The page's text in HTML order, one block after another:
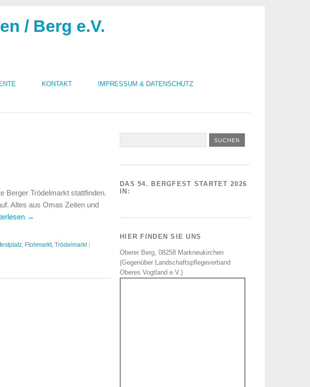
KONTAKT IMPRESSUM & DATENSCHUTZ
/ Berg e.V.
Berger Trödelmarkt stattfinden.
Altes aus Omas Zeiten und
→
, Flohmarkt, Trödelmarkt|
DAS 54. BERGFEST STARTET 2026
IN:
HIER FINDEN SIE UNS
Oberer Berg, 08258 Markneukirchen
(Gegenüber Landschaftspflegeverband
Oberes Vogtland e.V.)